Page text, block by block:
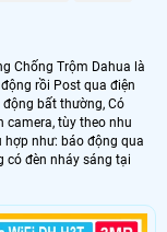
Đêm
Chống Trộm Dahua là
rồi Post qua điện
bất thường, Có
camera, tùy theo nhu
hợp như: báo động qua
có đèn nháy sáng tại